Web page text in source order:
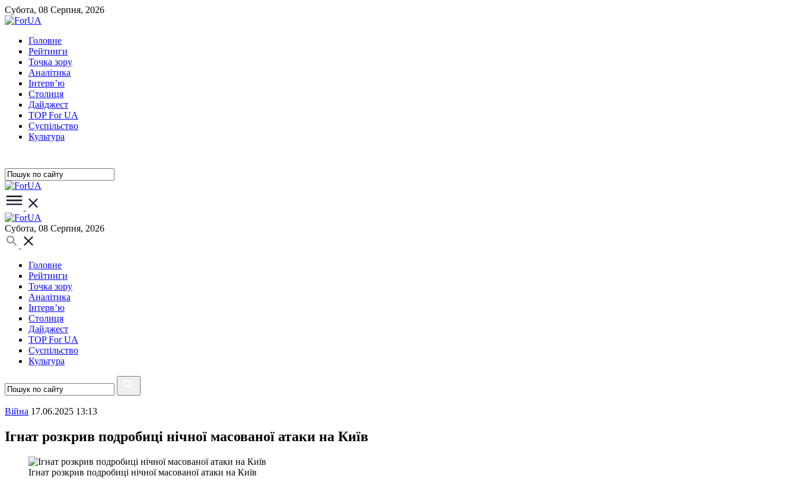
Субота, 08 Серпня, 2026
Головне
Рейтинги
Точка зору
Аналітика
Інтерв’ю
Столиця
Дайджест
TOP For UA
Суспiльство
Культура
Субота, 08 Серпня, 2026
Головне
Рейтинги
Точка зору
Аналітика
Інтерв’ю
Столиця
Дайджест
TOP For UA
Суспiльство
Культура
Війна 17.06.2025 13:13
Ігнат розкрив подробиці нічної масованої атаки на Київ
Ігнат розкрив подробиці нічної масованої атаки на Київ